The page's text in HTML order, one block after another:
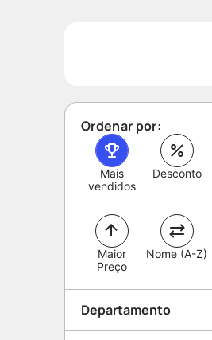
Ordenar por:
Mais
vendidos
Desconto
Maior
Preço
Nome (A-Z)
Departamento